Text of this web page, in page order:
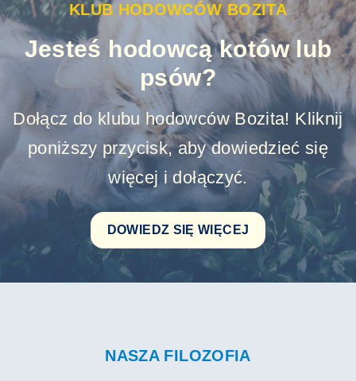
KLUB HODOWCÓW BOZITA
Jesteś hodowcą kotów lub
psów?
Dołącz do klubu hodowców Bozita! Kliknij
poniższy przycisk, aby dowiedzieć się
więcej i dołączyć.
DOWIEDZ SIĘ WIĘCEJ
NASZA FILOZOFIA